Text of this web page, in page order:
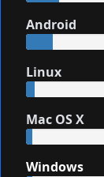
Android
Linux
Mac OS X
Windows